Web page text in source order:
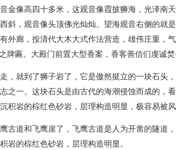
金像高四十多米，这观音像霞披狮海，光泽南
斜，观音像头顶佛光灿灿。望海观音右侧的就
外廊，按清代大木大式作法营造，雄伟庄重，
牌匾。大殿门前置大型香案，香客善信们虔诚焚
，就到了狮子岩了，它是傲然挺立的一块石头
之一。这块石头是由古代的海潮侵蚀而成的，
积岩的棕红色砂岩，层理构造明显，极容易被风
古道和飞鹰崖了，飞鹰古道是人为开凿的隧道
岩的棕红色砂岩，层理构造明显。